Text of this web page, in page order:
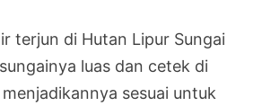
terjun di Hutan Lipur Sungai
luas dan cetek di
sesuai untuk